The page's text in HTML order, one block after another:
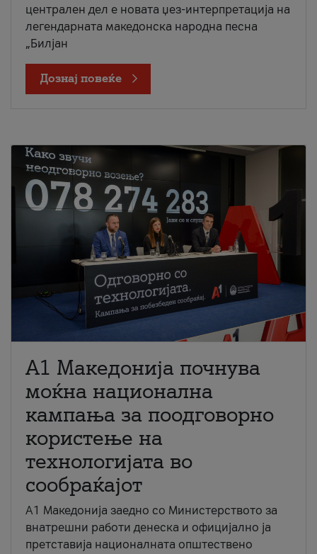
централен дел е новата џез-интерпретација на
легендарната македонска народна песна
„Билјан
Дознај повеќе
A1 Македонија почнува
моќна национална
кампања за поодговорно
користење на
технологијата во
сообраќајот
A1 Македонија заедно со Министерството за
внатрешни работи денеска и официјално ја
претставија националната општествено